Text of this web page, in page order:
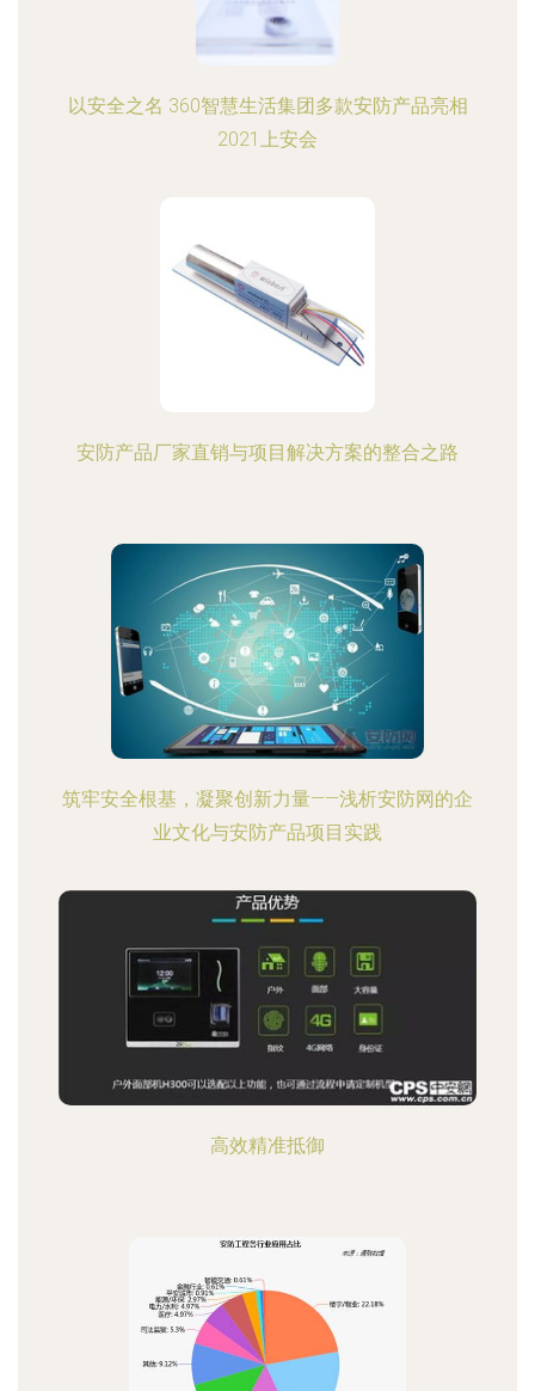
以安全之名 360智慧生活集团多款安防产品亮相
2021上安会
安防产品厂家直销与项目解决方案的整合之路
筑牢安全根基，凝聚创新力量——浅析安防网的企
业文化与安防产品项目实践
高效精准抵御